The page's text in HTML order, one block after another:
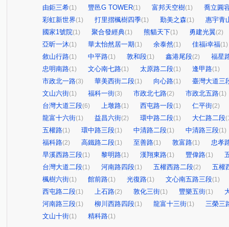
由鉅三希(1) 豐邑G TOWER(1) 富邦天空樹(1)
喬立圓
彩虹新世界(1) 打里摺楓樹四季(1) 勤美之森(1)
惠宇青
國家1號院(1) 聚合發經典(1) 熊貓天下(1) 勇建光翼(2)
亞昕一沐(1) 華太怡然居一期(1) 余泰然(1) 佳福i幸福(1)
敘山行路(1) 中平路(1) 敦和段(1) 鑫港尾段(2)
福星
忠明南路(1) 文心南七路(1) 太原路二段(1) 逢甲路(1)
市政北一路(3) 華美西街二段(1) 向心路(1)
臺灣大道三
文山六街(1) 福科一街(3) 市政北七路(2) 市政北五路(1)
台灣大道三段(6) 上墩路(1) 西屯路一段(1) 仁平街(2)
龍富十六街(1) 益昌六街(2) 環中路二段(1) 大仁路二段
五權路(1) 環中路三段(1) 中清路二段(1) 中清路三段(1)
福科路(2) 高鐵路二段(1) 至善路(1) 敦富路(1)
忠孝
旱溪西路三段(1) 黎明路(1) 漢翔東路(1) 豐偉路(1)
台灣大道二段(1) 河南路四段(1) 五權西路二段(2)
五權
楓樹六街(1) 館前路(1) 光復路(1) 文心南五路三段(1)
西屯路二段(1) 上石路(2) 敦化三街(1) 豐樂五街(1)
河南路三段(1) 柳川西路四段(1) 龍富十三街(1)
三榮三
文山十街(1) 精科路(1)